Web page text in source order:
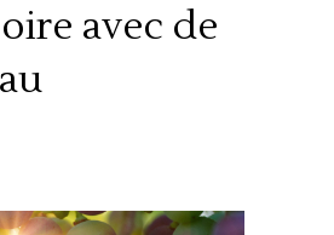
avec de